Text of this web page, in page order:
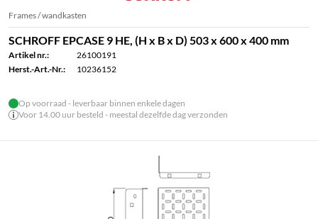
Frames / wandkasten
SCHROFF EPCASE 9 HE, (H x B x D) 503 x 600 x 400 mm
Artikel nr.:
26100191
Herst.-Art.-Nr.:
10236152
Op voorraad - leverbaar binnen enkele dagen
Voor 14.00 uur besteld - meestal dezelfde dag verzonden